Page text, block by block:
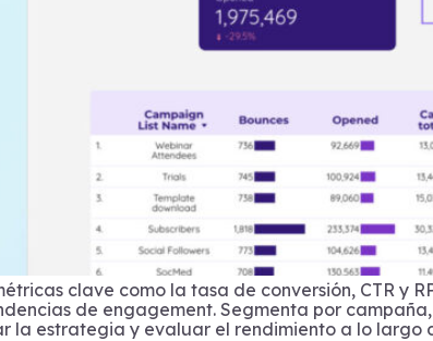
clave como la tasa de conversión, CTR y
de engagement. Segmenta por
la estrategia y evaluar el rendimiento a lo largo